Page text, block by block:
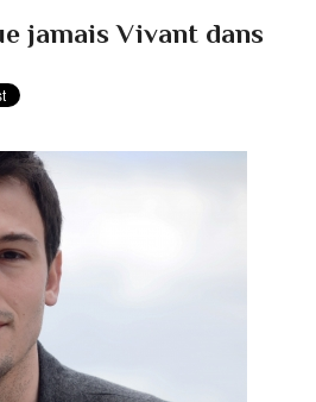
jamais Vivant dans